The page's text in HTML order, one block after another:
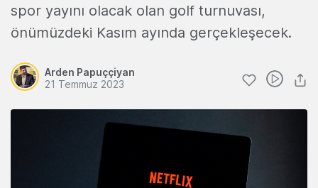
spor yayını olacak olan golf turnuvası,
önümüzdeki Kasım ayında gerçekleşecek.
Arden Papuççiyan
21 Temmuz 2023